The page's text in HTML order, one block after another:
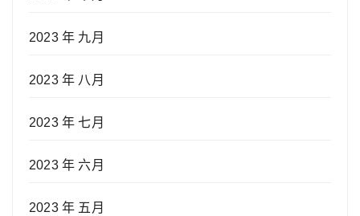
2023 年 九月
2023 年 八月
2023 年 七月
2023 年 六月
2023 年 五月